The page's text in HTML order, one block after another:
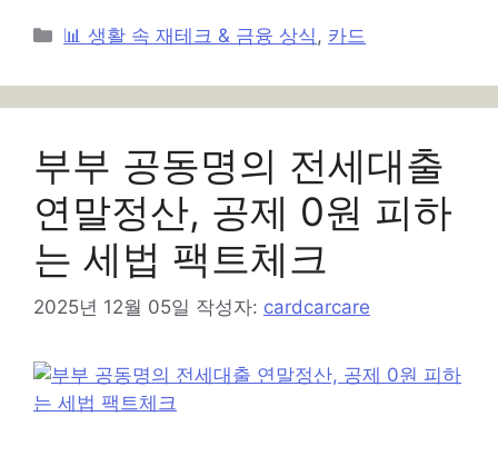
카
고
리
📊 생활 속 재테크 & 금융 상식 , 카드
부부 공동명의 전세대출
연말정산, 공제 0원 피하
는 세법 팩트체크
2025년 12월 05일 작성자: cardcarcare